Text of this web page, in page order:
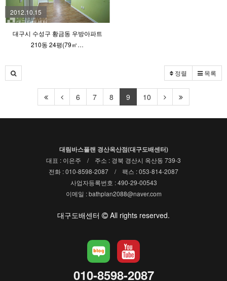
2012.10.15
대구시 수성구 황금동 우방아파트
210동 24평(79㎡…
정렬 목록
6 7 8 9 10
대림바스플랜 경산옥산점(대구도배센터)
대표 : 이은주 / 주소 : 경북 경산시 옥산동 739-3
전화 : 010-8598-2087 / 팩스 : 053-814-2087
사업자등록번호 : 490-29-00543
이메일 : bathplan2088@naver.com
대구도배센터 All rights reserved.
010-8598-2087